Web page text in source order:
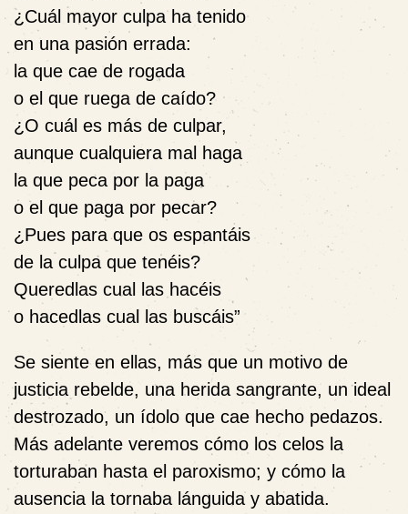
¿Cuál mayor culpa ha tenido
en una pasión errada:
la que cae de rogada
o el que ruega de caído?
¿O cuál es más de culpar,
aunque cualquiera mal haga
la que peca por la paga
o el que paga por pecar?
¿Pues para que os espantáis
de la culpa que tenéis?
Queredlas cual las hacéis
o hacedlas cual las buscáis”
Se siente en ellas, más que un motivo de
justicia rebelde, una herida sangrante, un ideal
destrozado, un ídolo que cae hecho pedazos.
Más adelante veremos cómo los celos la
torturaban hasta el paroxismo; y cómo la
ausencia la tornaba lánguida y abatida.